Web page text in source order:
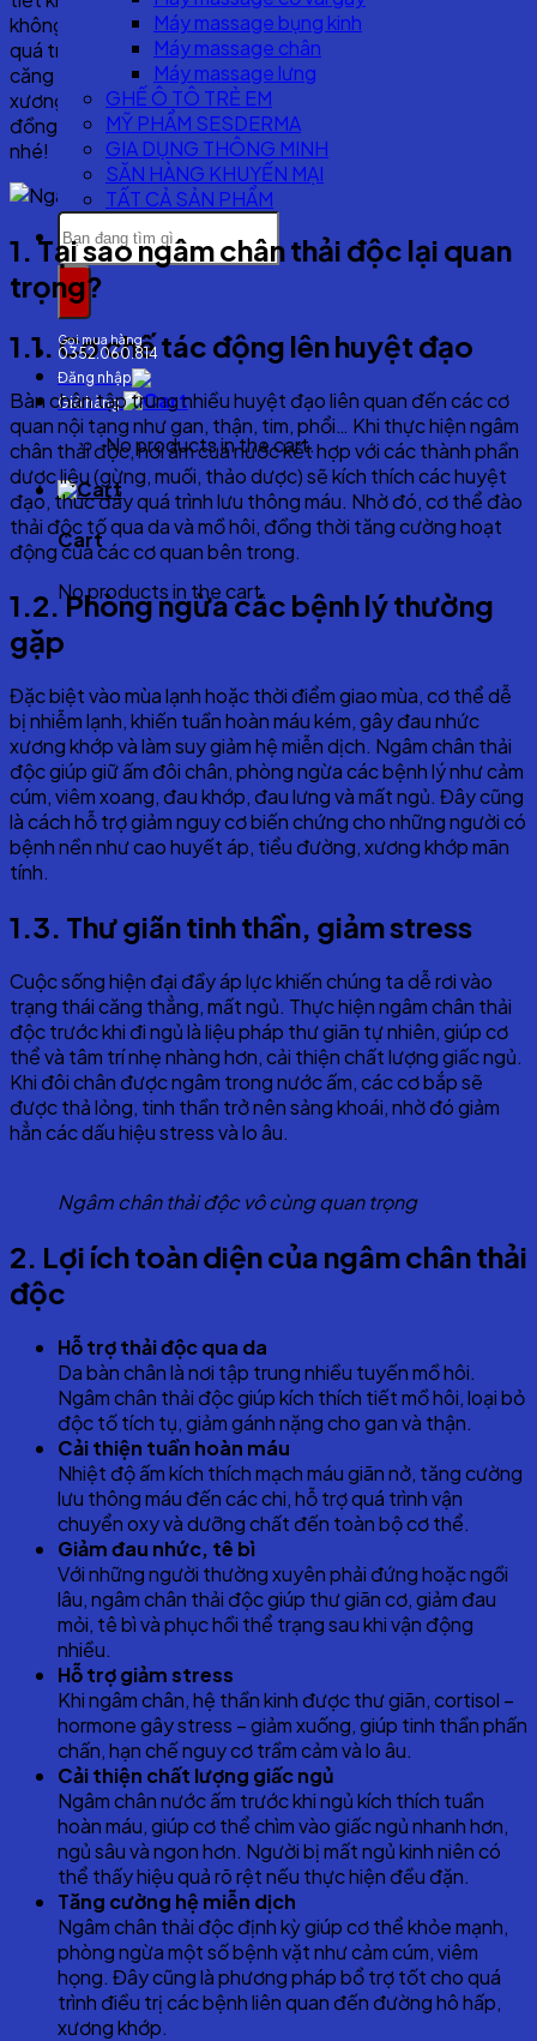
Máy massage bụng kinh
Máy massage chân
Máy massage lưng
GHẾ Ô TÔ TRẺ EM
MỸ PHẨM SESDERMA
GIA DỤNG THÔNG MINH
SĂN HÀNG KHUYẾN MẠI
TẤT CẢ SẢN PHẨM
Search
for:
Gọi mua hàng
0352.060.814
Đăng nhập
Giỏ hàng
No products in the cart.
Cart
No products in the cart.
không chỉ giúp thư giãn sau một ngày dài, mà còn hỗ trợ
quá trình thanh lọc cơ thể, cải thiện tuần hoàn máu, giảm
căng thẳng và phòng ngừa nhiều bệnh lý liên quan đến
xương khớp, tim mạch và giấc ngủ. Hãy để
đồng hành cùng bạn trong việc bảo vệ sức khỏe đôi chân
nhé!
1. Tại sao ngâm chân thải độc lại quan
trọng?
1.1. Cơ chế tác động lên huyệt đạo
Bàn chân tập trung nhiều huyệt đạo liên quan đến các cơ
quan nội tạng như gan, thận, tim, phổi… Khi thực hiện ngâm
chân thải độc, hơi ấm của nước kết hợp với các thành phần
dược liệu (gừng, muối, thảo dược) sẽ kích thích các huyệt
đạo, thúc đẩy quá trình lưu thông máu. Nhờ đó, cơ thể đào
thải độc tố qua da và mồ hôi, đồng thời tăng cường hoạt
động của các cơ quan bên trong.
1.2. Phòng ngừa các bệnh lý thường
gặp
Đặc biệt vào mùa lạnh hoặc thời điểm giao mùa, cơ thể dễ
bị nhiễm lạnh, khiến tuần hoàn máu kém, gây đau nhức
xương khớp và làm suy giảm hệ miễn dịch. Ngâm chân thải
độc giúp giữ ấm đôi chân, phòng ngừa các bệnh lý như cảm
cúm, viêm xoang, đau khớp, đau lưng và mất ngủ. Đây cũng
là cách hỗ trợ giảm nguy cơ biến chứng cho những người có
bệnh nền như cao huyết áp, tiểu đường, xương khớp mãn
tính.
1.3. Thư giãn tinh thần, giảm stress
Cuộc sống hiện đại đầy áp lực khiến chúng ta dễ rơi vào
trạng thái căng thẳng, mất ngủ. Thực hiện ngâm chân thải
độc trước khi đi ngủ là liệu pháp thư giãn tự nhiên, giúp cơ
thể và tâm trí nhẹ nhàng hơn, cải thiện chất lượng giấc ngủ.
Khi đôi chân được ngâm trong nước ấm, các cơ bắp sẽ
được thả lỏng, tinh thần trở nên sảng khoái, nhờ đó giảm
hẳn các dấu hiệu stress và lo âu.
Ngâm chân thải độc vô cùng quan trọng
2. Lợi ích toàn diện của ngâm chân thải
độc
Hỗ trợ thải độc qua da
Da bàn chân là nơi tập trung nhiều tuyến mồ hôi.
Ngâm chân thải độc giúp kích thích tiết mồ hôi, loại bỏ
độc tố tích tụ, giảm gánh nặng cho gan và thận.
Cải thiện tuần hoàn máu
Nhiệt độ ấm kích thích mạch máu giãn nở, tăng cường
lưu thông máu đến các chi, hỗ trợ quá trình vận
chuyển oxy và dưỡng chất đến toàn bộ cơ thể.
Giảm đau nhức, tê bì
Với những người thường xuyên phải đứng hoặc ngồi
lâu, ngâm chân thải độc giúp thư giãn cơ, giảm đau
mỏi, tê bì và phục hồi thể trạng sau khi vận động
nhiều.
Hỗ trợ giảm stress
Khi ngâm chân, hệ thần kinh được thư giãn, cortisol –
hormone gây stress – giảm xuống, giúp tinh thần phấn
chấn, hạn chế nguy cơ trầm cảm và lo âu.
Cải thiện chất lượng giấc ngủ
Ngâm chân nước ấm trước khi ngủ kích thích tuần
hoàn máu, giúp cơ thể chìm vào giấc ngủ nhanh hơn,
ngủ sâu và ngon hơn. Người bị mất ngủ kinh niên có
thể thấy hiệu quả rõ rệt nếu thực hiện đều đặn.
Tăng cường hệ miễn dịch
Ngâm chân thải độc định kỳ giúp cơ thể khỏe mạnh,
phòng ngừa một số bệnh vặt như cảm cúm, viêm
họng. Đây cũng là phương pháp bổ trợ tốt cho quá
trình điều trị các bệnh liên quan đến đường hô hấp,
xương khớp.